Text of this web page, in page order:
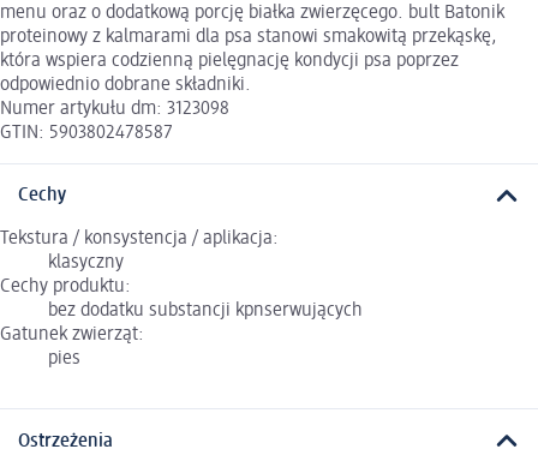
menu oraz o dodatkową porcję białka zwierzęcego. bult Batonik
proteinowy z kalmarami dla psa stanowi smakowitą przekąskę,
która wspiera codzienną pielęgnację kondycji psa poprzez
odpowiednio dobrane składniki.
Numer artykułu dm: 3123098
GTIN: 5903802478587
Cechy
Tekstura / konsystencja / aplikacja:
klasyczny
Cechy produktu:
bez dodatku substancji kpnserwujących
Gatunek zwierząt:
pies
Ostrzeżenia